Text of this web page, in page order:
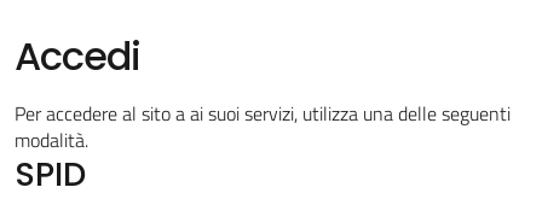
Vivere
Argelato
Accedi
Per accedere al sito a ai suoi servizi, utilizza una delle seguenti
modalità.
SPID